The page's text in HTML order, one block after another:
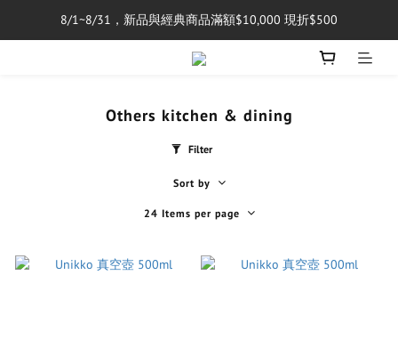
單筆消費滿$5,000享免運費
8/1~8/31，新品與經典商品滿額$10,000 現折$500
單筆消費滿$5,000享免運費
Others kitchen & dining
Filter
Sort by
24 Items per page